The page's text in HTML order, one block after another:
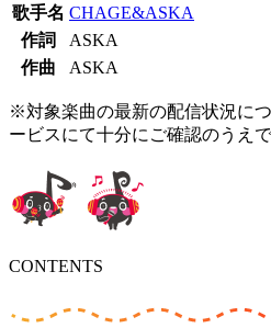
歌手名 CHAGE&ASKA
作詞
ASKA
作曲
ASKA
※対象楽曲の最新の配信状況に
ービスにて十分にご確認のうえ
CONTENTS